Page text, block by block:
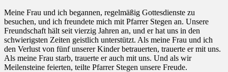
Meine Frau und ich begannen, regelmäßig Gottesdienste zu
besuchen, und ich freundete mich mit Pfarrer Stegen an. Unsere
Freundschaft hält seit vierzig Jahren an, und er hat uns in den
schwierigsten Zeiten geistlich unterstützt. Als meine Frau und ich
den Verlust von fünf unserer Kinder betrauerten, trauerte er mit uns.
Als meine Frau starb, trauerte er auch mit uns. Und als wir
Meilensteine feierten, teilte Pfarrer Stegen unsere Freude.